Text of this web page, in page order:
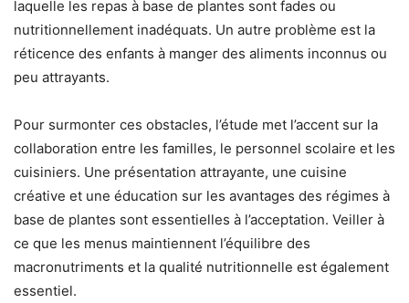
laquelle les repas à base de plantes sont fades ou
nutritionnellement inadéquats. Un autre problème est la
réticence des enfants à manger des aliments inconnus ou
peu attrayants.
Pour surmonter ces obstacles, l’étude met l’accent sur la
collaboration entre les familles, le personnel scolaire et les
cuisiniers. Une présentation attrayante, une cuisine
créative et une éducation sur les avantages des régimes à
base de plantes sont essentielles à l’acceptation. Veiller à
ce que les menus maintiennent l’équilibre des
macronutriments et la qualité nutritionnelle est également
essentiel.